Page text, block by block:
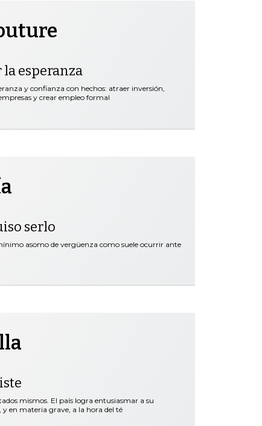
esperanza
y confianza con hechos: atraer inversión,
y crear empleo formal
serlo
asomo de vergüenza como suele ocurrir ante
mismos. El país logra entusiasmar a su
en materia grave, a la hora del té